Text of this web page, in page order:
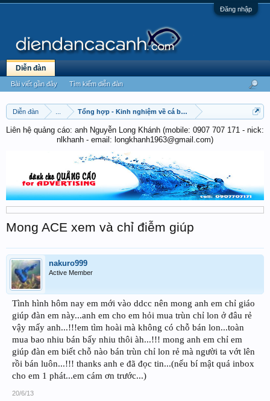
Đăng nhập
Diễn đàn Tổng hợp - Kinh nghiệm về cá betta
Liên hệ quảng cáo: anh Nguyễn Long Khánh (mobile: 0907 707 171 - nick:
nlkhanh - email: longkhanh1963@gmail.com)
Mong ACE xem và chỉ điễm giúp
nakuro999
Active Member
Tình hình hôm nay em mới vào ddcc nên mong anh em chỉ giáo
giúp đàn em này...anh em cho em hỏi mua trùn chỉ lon ở đâu rẻ
vậy mấy anh...!!!em tìm hoài mà không có chỗ bán lon...toàn
mua bao nhiu bán bấy nhiu thôi àh...!!! mong anh em chỉ em
giúp đàn em biết chỗ nào bán trùn chỉ lon rẻ mà người ta vớt lên
rồi bán luôn...!!! thanks anh e đã đọc tin...(nếu bí mật quá inbox
cho em 1 phát...em cám ơn trước...)
20/6/13
Diễn đàn
Bài viết gần đây Tìm kiếm diễn đàn